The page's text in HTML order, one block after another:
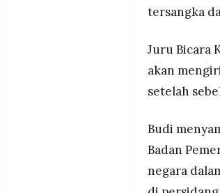
tersangka
Juru Bicara
akan
setelah
Budi
Badan
negara